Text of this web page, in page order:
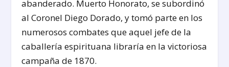
abanderado. Muerto Honorato, se subordinó
al Coronel Diego Dorado, y tomó parte en los
numerosos combates que aquel jefe de la
caballería espirituana libraría en la victoriosa
campaña de 1870.